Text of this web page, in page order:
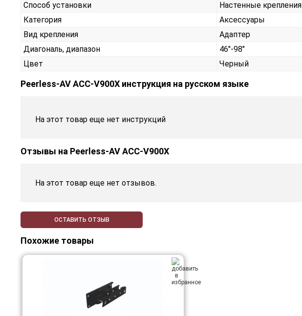
Способ установки
Настенные крепления
Категория
Аксессуары
Вид крепления
Адаптер
Диагональ, диапазон
46"-98"
Цвет
Черный
Peerless-AV ACC-V900X инструкция на русском языке
На этот товар еще нет инструкций
Отзывы на Peerless-AV ACC-V900X
На этот товар еще нет отзывов.
ОСТАВИТЬ ОТЗЫВ
Похожие товары